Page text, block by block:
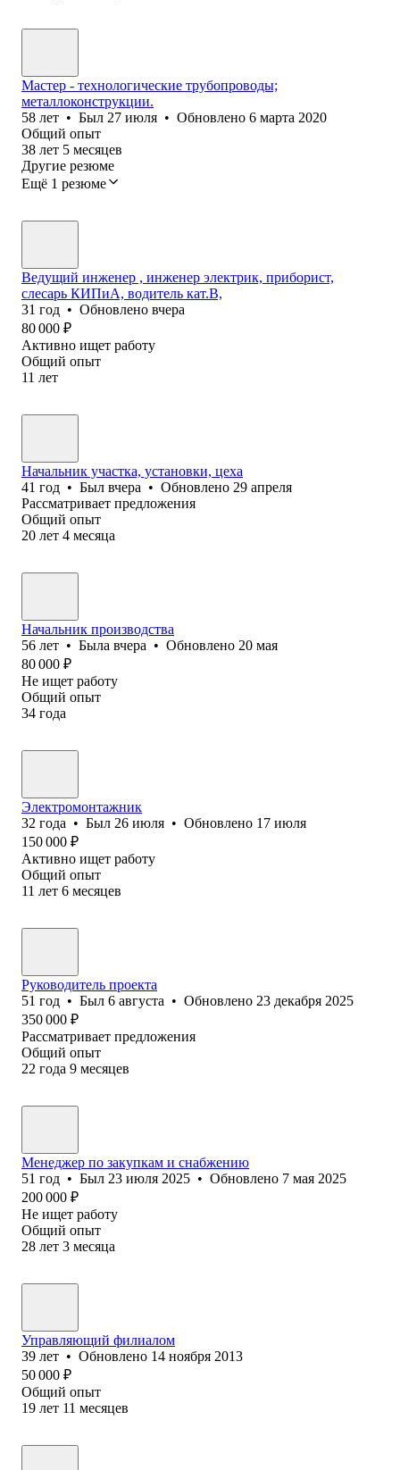
Мастер - технологические трубопроводы;
металлоконструкции.
58 лет • Был 27 июля • Обновлено 6 марта 2020
Общий опыт
38 лет 5 месяцев
Другие резюме
Ещё 1 резюме
Ведущий инженер , инженер электрик, приборист,
слесарь КИПиА, водитель кат.В,
31 год • Обновлено вчера
80 000 ₽
Активно ищет работу
Общий опыт
11 лет
Начальник участка, установки, цеха
41 год • Был вчера • Обновлено 29 апреля
Рассматривает предложения
Общий опыт
20 лет 4 месяца
Начальник производства
56 лет • Была вчера • Обновлено 20 мая
80 000 ₽
Не ищет работу
Общий опыт
34 года
Электромонтажник
32 года • Был 26 июля • Обновлено 17 июля
150 000 ₽
Активно ищет работу
Общий опыт
11 лет 6 месяцев
Руководитель проекта
51 год • Был 6 августа • Обновлено 23 декабря 2025
350 000 ₽
Рассматривает предложения
Общий опыт
22 года 9 месяцев
Менеджер по закупкам и снабжению
51 год • Был 23 июля 2025 • Обновлено 7 мая 2025
200 000 ₽
Не ищет работу
Общий опыт
28 лет 3 месяца
Управляющий филиалом
39 лет • Обновлено 14 ноября 2013
50 000 ₽
Общий опыт
19 лет 11 месяцев